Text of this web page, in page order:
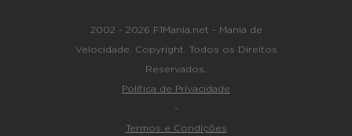
2002 - 2026 F1Mania.net - Mania de
Velocidade. Copyright. Todos os Direitos
Reservados.
Política de Privacidade
-
Termos e Condições